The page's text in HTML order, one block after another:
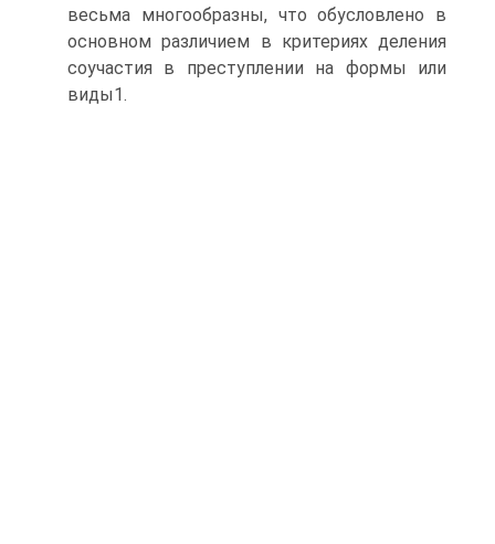
весьма многообразны, что обусловлено в
основном различием в критериях деления
соучастия в преступлении на формы или
виды1.